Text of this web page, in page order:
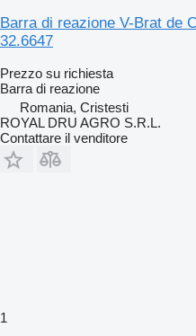
Barra di reazione V-Brat de
32.6647
Prezzo su richiesta
Barra di reazione
Romania, Cristesti
ROYAL DRU AGRO S.R.L.
Contattare il venditore
1